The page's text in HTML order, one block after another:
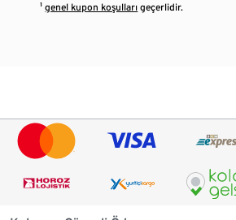
¹genel kupon koşulları geçerlidir.